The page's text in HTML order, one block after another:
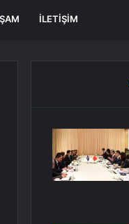
İLETIŞIM